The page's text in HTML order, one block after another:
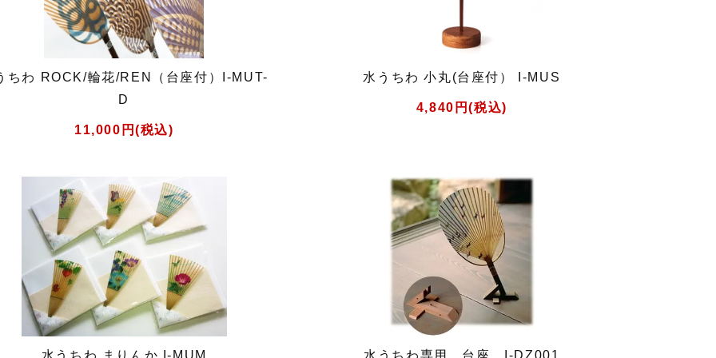
ちわ ROCK/輪花/REN（台座付）I-MUT-
D
11,000円(税込)
水うちわ 小丸(台座付） I-MUS
4,840円(税込)
水うちわ まりんか I-MUM 水うちわ専用 台座 I-DZ001